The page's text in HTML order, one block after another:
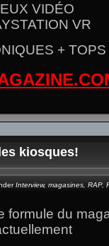
VIDÉO
VR
+ TOPS
kiosques!
Interview, magasines RAP,
formule du